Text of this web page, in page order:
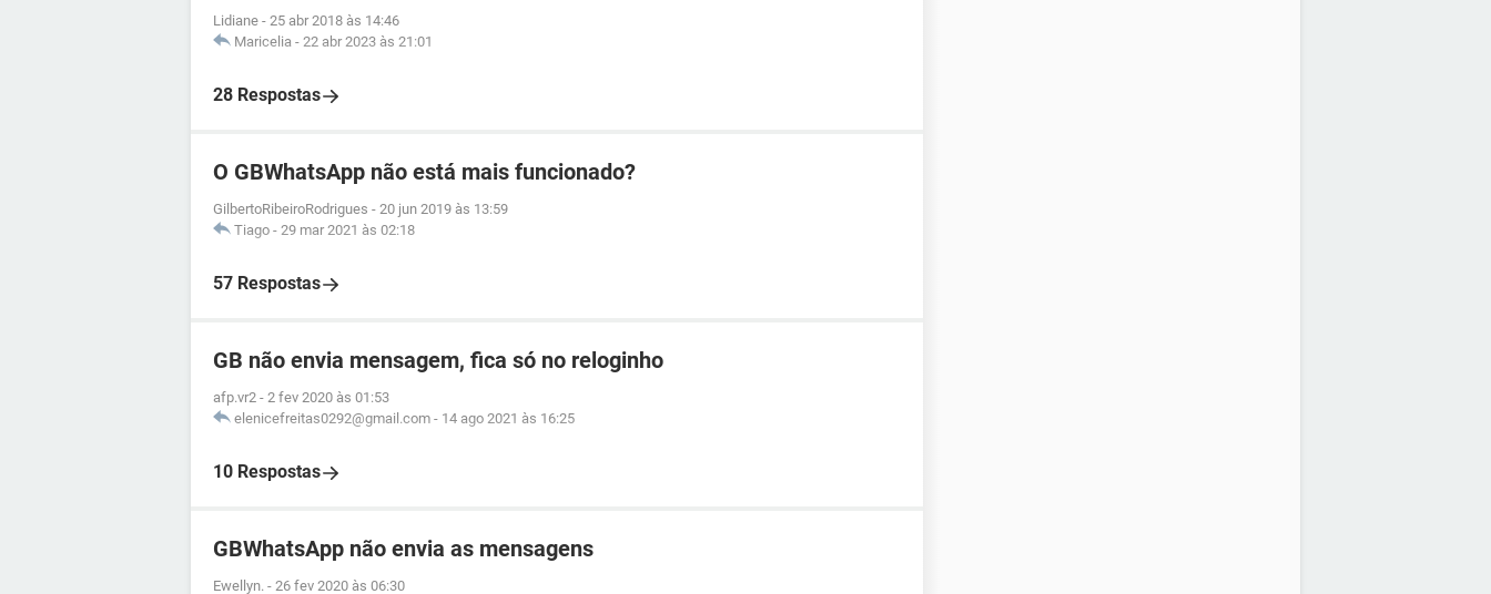
Lidiane - 25 abr 2018 às 14:46
Maricelia - 22 abr 2023 às 21:01
28 Respostas
O GBWhatsApp não está mais funcionado?
GilbertoRibeiroRodrigues - 20 jun 2019 às 13:59
Tiago - 29 mar 2021 às 02:18
57 Respostas
GB não envia mensagem, fica só no reloginho
afp.vr2 - 2 fev 2020 às 01:53
elenicefreitas0292@gmail.com - 14 ago 2021 às 16:25
10 Respostas
GBWhatsApp não envia as mensagens
Ewellyn. - 26 fev 2020 às 06:30